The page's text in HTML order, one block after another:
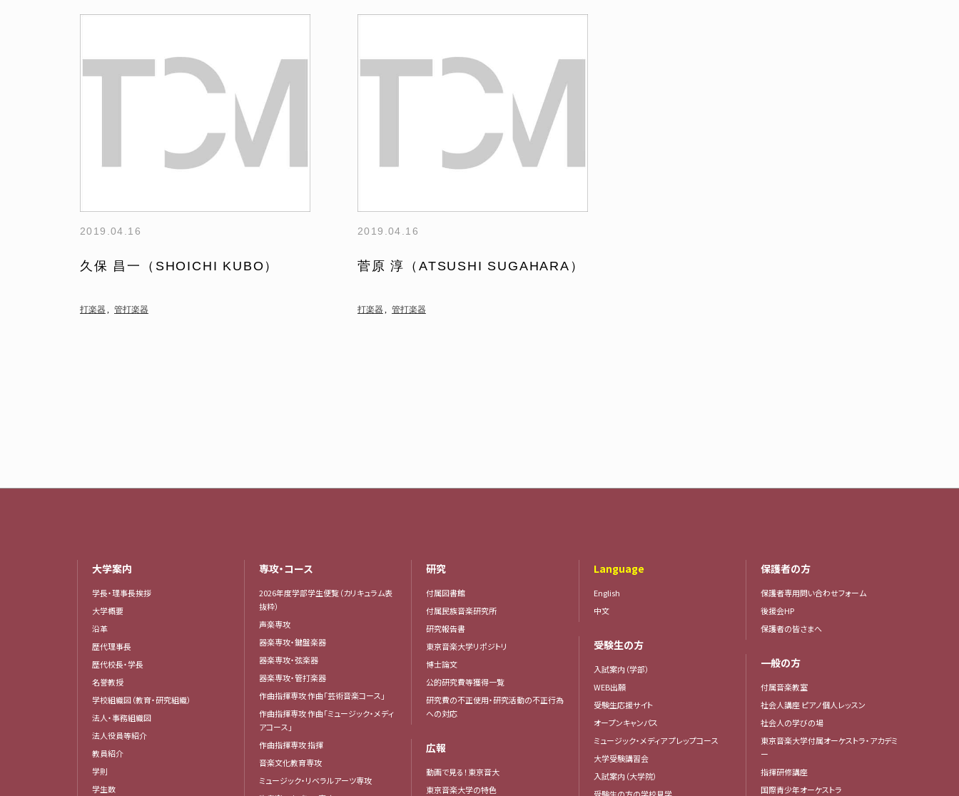
2019.04.16
久保 昌一（SHOICHI KUBO）
打楽器 管打楽器
2019.04.16
菅原 淳（ATSUSHI SUGAHARA）
打楽器 管打楽器
大学案内
学長・理事長挨拶
大学概要
沿革
歴代理事長
歴代校長・学長
名誉教授
学校組織図（教育・研究組織）
法人・事務組織図
法人役員等紹介
教員紹介
学則
学生数
専攻・コース
2026年度学部学生便覧（カリキュラム表
抜粋）
声楽専攻
器楽専攻・鍵盤楽器
器楽専攻・弦楽器
器楽専攻・管打楽器
作曲指揮専攻 作曲「芸術音楽コース」
作曲指揮専攻 作曲「ミュージック・メディ
アコース」
作曲指揮専攻 指揮
音楽文化教育専攻
ミュージック・リベラルアーツ専攻
研究
付属図書館
付属民族音楽研究所
研究報告書
東京音楽大学リポジトリ
博士論文
公的研究費等獲得一覧
研究費の不正使用・研究活動の不正行為
への対応
広報
動画で見る！東京音大
東京音楽大学の特色
Language
English
中文
受験生の方
入試案内（学部）
WEB出願
受験生応援サイト
オープンキャンパス
ミュージック・メディア プレップコース
大学受験講習会
入試案内（大学院）
保護者の方
保護者専用問い合わせフォーム
後援会HP
保護者の皆さまへ
一般の方
付属音楽教室
社会人講座 ピアノ個人レッスン
社会人の学びの場
東京音楽大学付属オーケストラ・アカデミ
ー
指揮研修講座
国際青少年オーケストラ